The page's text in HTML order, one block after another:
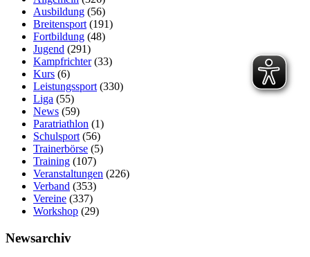
Ausbildung (56)
Breitensport (191)
Fortbildung (48)
Jugend (291)
Kampfrichter(33)
Kurs (6)
Leistungssport (330)
Liga (55)
News (59)
Paratriathlon (1)
Schulsport (56)
Trainerbörse (5)
Training (107)
Veranstaltungen (226)
Verband (353)
Vereine (337)
Workshop (29)
Newsarchiv